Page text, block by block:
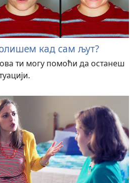
кад сам љут?
ти могу помоћи да останеш